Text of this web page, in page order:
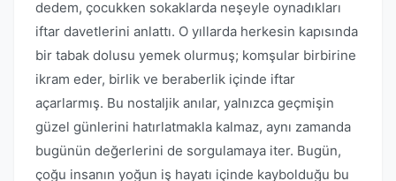
dedem, çocukken sokaklarda neşeyle oynadıkları
iftar davetlerini anlattı. O yıllarda herkesin kapısında
bir tabak dolusu yemek olurmuş; komşular birbirine
ikram eder, birlik ve beraberlik içinde iftar
açarlarmış. Bu nostaljik anılar, yalnızca geçmişin
güzel günlerini hatırlatmakla kalmaz, aynı zamanda
bugünün değerlerini de sorgulamaya iter. Bugün,
çoğu insanın yoğun iş hayatı içinde kaybolduğu bu